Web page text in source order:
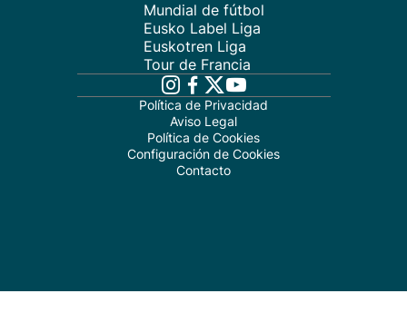
Mundial de fútbol
Eusko Label Liga
Euskotren Liga
Tour de Francia
Política de Privacidad
Aviso Legal
Política de Cookies
Configuración de Cookies
Contacto